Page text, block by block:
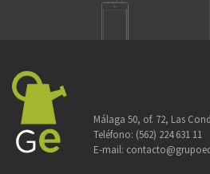
Málaga 50, of. 72, Las
Teléfono: (562) 224 631 11
E-mail: